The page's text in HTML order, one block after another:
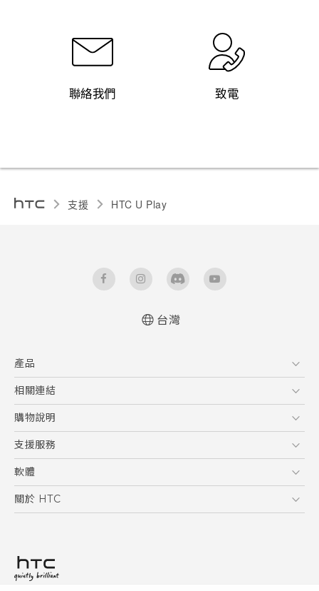
聯絡我們 致電
支援 HTC U Play‎
台灣
產品
5G
智慧型手機
配件
相關連結
HTC Research
購物說明
購物須知
訂單管理
付款方式
支援服務
到府收送維修服務
服務中心資訊
客戶服務佈告欄
軟體
應用程式
HTC Sync Manager
關於 HTC
投資人